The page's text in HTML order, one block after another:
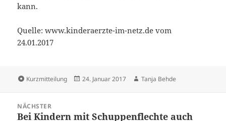
kann.
Quelle: www.kinderaerzte-im-netz.de vom
24.01.2017
Format
Kurzmitteilung
Veröffentlicht
24. Januar 2017 Autor
Tanja Behde
NÄCHSTER
Nächster
Bei Kindern mit Schuppenflechte auch